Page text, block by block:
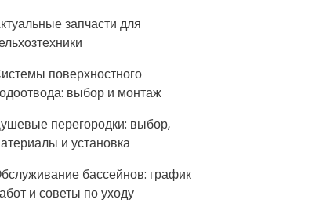
запчасти для
поверхностного
выбор и монтаж
перегородки: выбор,
и установка
бассейнов: график
и советы по уходу